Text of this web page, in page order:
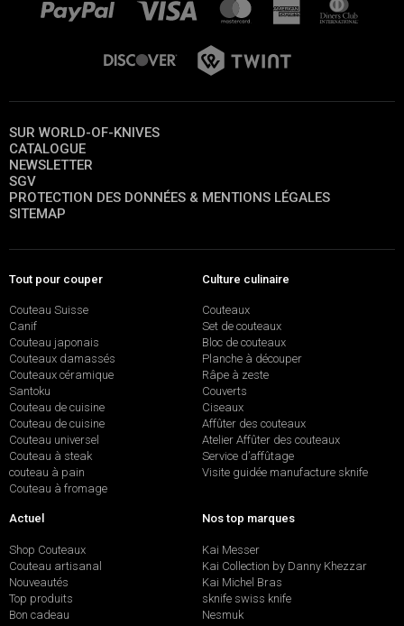
SUR WORLD-OF-KNIVES
CATALOGUE
NEWSLETTER
SGV
PROTECTION DES DONNÉES & MENTIONS LÉGALES
SITEMAP
Tout pour couper
Couteau Suisse
Canif
Couteau japonais
Couteaux damassés
Couteaux céramique
Santoku
Couteau de cuisine
Couteau de cuisine
Couteau universel
Couteau à steak
couteau à pain
Couteau à fromage
Culture culinaire
Couteaux
Set de couteaux
Bloc de couteaux
Planche à découper
Râpe à zeste
Couverts
Ciseaux
Affûter des couteaux
Atelier Affûter des couteaux
Service d’affûtage
Visite guidée manufacture sknife
Actuel
Shop Couteaux
Couteau artisanal
Nouveautés
Top produits
Bon cadeau
Nos top marques
Kai Messer
Kai Collection by Danny Khezzar
Kai Michel Bras
sknife swiss knife
Nesmuk